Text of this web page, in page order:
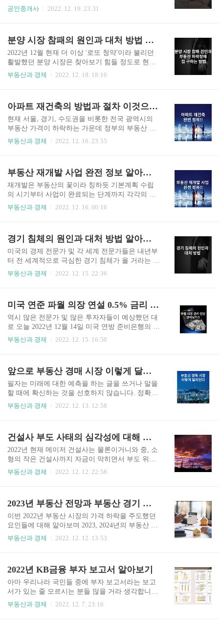
법 그리고 공시법에서도 민법의 개념에 대한 문제
나 민법 관련 문제가 출제되기 때문이고 공인중개
용이기 때문에 2차 시험에도 많은 연관이 있습니
다. 그리고 필자가 개..
인강들은 중도 포기하고 싶은 생각도 들게 하였지
년 전국에 강타한 부동산의 열기로 공인중개사 시
험 접수 인원은 그 어느 해보다 많은 응시생이 접수
하였습니다. 시험 접수 연령대를 살펴보면 예전에
는 50,60대 분들이 주를 이뤘지만 요즘은 20~40대
분들도 많은 관심을 가지시고 접수 인원이 꾸준히
인터넷 검색을 해보면 공인중개사 학원에 대한 광
고가 주를 이룰 뿐 얻고자 하는..
공인중개사 2022. 12. 19. 23:31
분양 시장 참패의 원인과 대처 방법 알아보기
2022년 12월 현재 더 이상 '로또 청약'이라 불리던
활발했던 분양 시장은 찾아보기 힘들 정도로 현재
분양하는 모델하우스는 찬바람만 불고 있는데 이
보는 시간을 갖도록 하겠습니다. 필자의 주관이 담
겨있는 내용이 많으니 집을 구매하시거나 청약을
준비하시는 분들은 참고 정도만 해주시면 감사하
겠습니다. 차갑게 식어 버린 분양 시장 올해 대한민
국의 최대 분양 둔촌 주공아파트를 재건축하는 강
어든 이 시점에 나름 선방을 하였다고 생각하며 1
순위 경쟁률이 약 3.8:1 정도면 많..
부동산과 경제 2022. 12. 18. 18:16
아파트 재건축의 방법과 절차 이것으로 정리 끝
현재 서울, 경기, 수도권을 비롯한 전국 광역시의
부동산 가격이 하락하는 가운데 정부의 부동산 경
기 부양책으로 재건축의 가장 큰 걸림돌인 안전진
큰 수익을 누리거나 삶의 터전을 마련하실 수 있으
니 재건축에 관심 있으신 분들은 끝까지 읽어보시
면 도움 되는 정보 있을 거고요. 어려운 용어와 불
필요한 정보는 빼고 지금부터 알아보겠습니다. 재
건축의 절차와 안전 진단 각 파트별로 간략하게 알
합설립인가 - 시공사 선정, 조합원 분양 - 관리처분
계획 수립 및 인가 - 착공..
부동산과 경제 2022. 12. 16. 23:55
부동산 재개발 사업 완전 정보 알아보기!!
재개발은 부동산의 꽃이라 칭하듯 기본계획 수립
의 시기부터 사업이 완료되는 단계까지 각각의 사
업절차 안에 본인이 계획한 자본금으로 정상적인
분들은 건물이 올라가기 전 사업 진행 단계별로 프
리미엄이 올라가는 것을 보고 매도하여 수익을 발
생시키시는 분들도 계시니 부동산의 꽃이라 불리
는 '재개발' 어려운 용어와 불필요한 정보는 빼고
지금부터 바로 알아보겠습니다. 주택 재개발 사업
을 전부 다 허물고 새로운 건물로 탄생시키는 사업
인데 규모가 큰 지역은 거의 미니 신도시 ..
부동산과 경제 2022. 12. 16. 00:16
경기 침체의 원인과 대처 방법 알아보기
미국의 경제 전문가 및 각 세계 전문가들은 내년부
터 전 세계적으로 극심한 경기 침체가 올 거라는 걸
예상하는 가운데 경기가 침체되는 원인과 경기 침
이해해 주시길 바라겠습니다. 경기 침체의 원인은
무엇일까? 쉽게 말씀드리면 경기 침체. 말 그대로
우리가 일반적으로 살아가면서 돈을 벌고 소비를
하고 또다시 돈을 벌고 소비를 하는 그러한 돌고도
는 무한 반복적인 생활 중 어느 한 부분이 침체가
다. 내년까지 5% 중반 정도 예상하고 있는데 일반
적인 국민이 저렴한 금리로 돈을 빌려..
부동산과 경제 2022. 12. 15. 22:36
미국 연준 파월 의장 연설 0.5% 금리 인상 발표
역시 많은 전문가 및 많은 투자자들이 예상했던 대
로 오늘 2022년 12월 14일 미국 연방 준비은행의 파
월 의장이 50bp. 즉, 0.5% 금리 인상을 발표하였습
아보겠습니다. 역시 0.5% 인상 파월 의장이 연설하
기 전 많은 전문가들이 빅 스텝 0.5%를 인상할 것
이라 예상하였지만 필자는 1년 동안 3%씩이나 올
렸으니 그래도 이번엔 베이비 스텝 0.25%만 올리
지 않을까 하는 생각도 잠시 했었습니다만 어디까
거 같고 그 올라간 인플레이션이 장기간 유지될 가
능성..
부동산과 경제 2022. 12. 15. 16:50
앞으로 부동산 경매 시장 이렇게 달라진다!!
필자는 미래에 대한 예측을 하는 글을 쓰거나 말을
할 때에 확신하는 것을 선호하지 않습니다. 정확한
이유는 모르겠으나 그 예측이 빗 나갔을 때의 질타
계획이 있으신 분들은 이번 발행하는 글 꼭 끝까지
읽어주시기 바랍니다. 금리의 무서움 아무도 예상
하지 못했습니다. 코로나라는 전염병 하나가 전 세
계에 자본 시장을 이토록 쥐락펴락 할지는 아무도
예상하지 못했습니다. 현재 많은 경제, 금융 전문가
리, 거의 제로금리에 가까운 상품들이 쏟아져 나오
면..
부동산과 경제 2022. 12. 13. 12:58
건설사 부도 사태의 심각성에 대해 알아보기
2022년 현재 메이저 건설사는 물론이거니와 중, 소
형의 작은 건설사까지 자금이 막히면서 부도 위기
라는 뉴스를 본 적이 있을 겁니다. 실제로 동원건설
는 건설사들도 자금 마련에 애를 먹고 있다고 합니
다. 왜 건설사들은 부도 위기인가? 결론부터 말하
면 자금 경색입니다. 시공을 하면 그 시공에 대한
대가인 돈을 줘야 되는데 분양이 안되니 돈을 못주
고 레고랜드 사태로 어디 돈 끌어 올 곳도 없으니
급순위 388위 경남 창원 지역의 회사인데 22억 원
을 막지 못하여 부도가 났고..
부동산과 경제 2022. 12. 12. 22:58
2023년 부동산 전망과 부동산 경기 예측
이번 2022년 부동산 시장의 가격 하락을 주도했던
요인들에 대해 알아보며 2023, 2024년의 부동산 시
장을 이끌어갈 요인들에는 뭐가 있을지 알아보도
시장 예측 전문가들이 말하는 현재의 하락 시장은
하락 초기 단계이며 내년인 2023년부터 본격적인
하락 시장이 시작할 거라 예상하는데 그 원인으로
는 현재 미국의 금리 상승이 내년에도 멈추지 않을
거라는 이유와 그 금리는 어느 정도 유지할 것이라
부동산과 경제 2022. 12. 12. 13:53
2022년 KB금융 부자 보고서 알아보기
아마 우리나라 국민들 중에 부자 보고서라는 보고
서가 있는 줄 모르시는 분들 많을 거라 생각합니다.
제 주위 지인들도 부자 보고서가 있는 줄 아시는 분
부동산과 경제 2022. 12. 7. 23:16